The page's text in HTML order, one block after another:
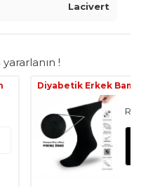
Lacivert
yararlanın !
Diyabetik Erkek